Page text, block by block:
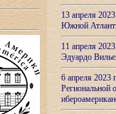
13 апреля
Южной
11 апреля
Эдуардо
6 апреля
Региональной